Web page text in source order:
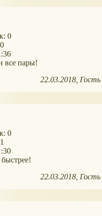
0
все пары!
22.03.2018 Гость
0
22.03.2018 Гость